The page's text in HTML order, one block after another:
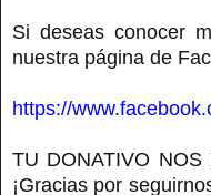
Si deseas conocer
nuestra página de
https://
TU DONATIVO NOS
¡Gracias por